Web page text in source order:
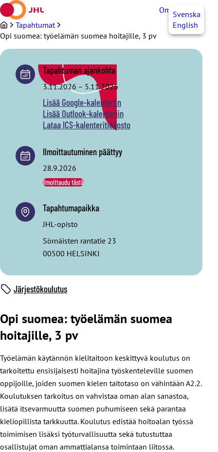
Siirry
sisältöön
OmaJHLSvenska
English
Tapahtumat
Opi suomea: työelämän suomea hoitajille, 3 pv
Opi suomea: työelämän suomea
hoitajille, 3 pv
Työelämän käytännön kielitaitoon keskittyvä koulutus on
tarkoitettu ensisijaisesti hoitajina työskenteleville suomen
oppijoille, joiden suomen kielen taitotaso on vähintään A2.2.
Koulutuksen tarkoitus on vahvistaa oman alan sanastoa,
lisätä itsevarmuutta suomen puhumiseen sekä parantaa
kieliopillista tarkkuutta. Koulutus edistää hoitoalan työssä
toimimisen lisäksi työturvallisuutta sekä tutustuttaa
osallistujat oman ammattialansa toimintaan liitossa.
Tapahtuman ajankohta
3.11.2026 – 5.11.2026
Lisää Google-kalenteriin
Lisää Outlook-kalenteriin
Lataa ICS-kalenteritiedosto
Ilmoittautuminen päättyy
28.9.2026
Ilmoittaudu tästä
Tapahtumapaikka
JHL-opisto
Sörnäisten rantatie 23
00500 HELSINKI
Järjestökoulutus